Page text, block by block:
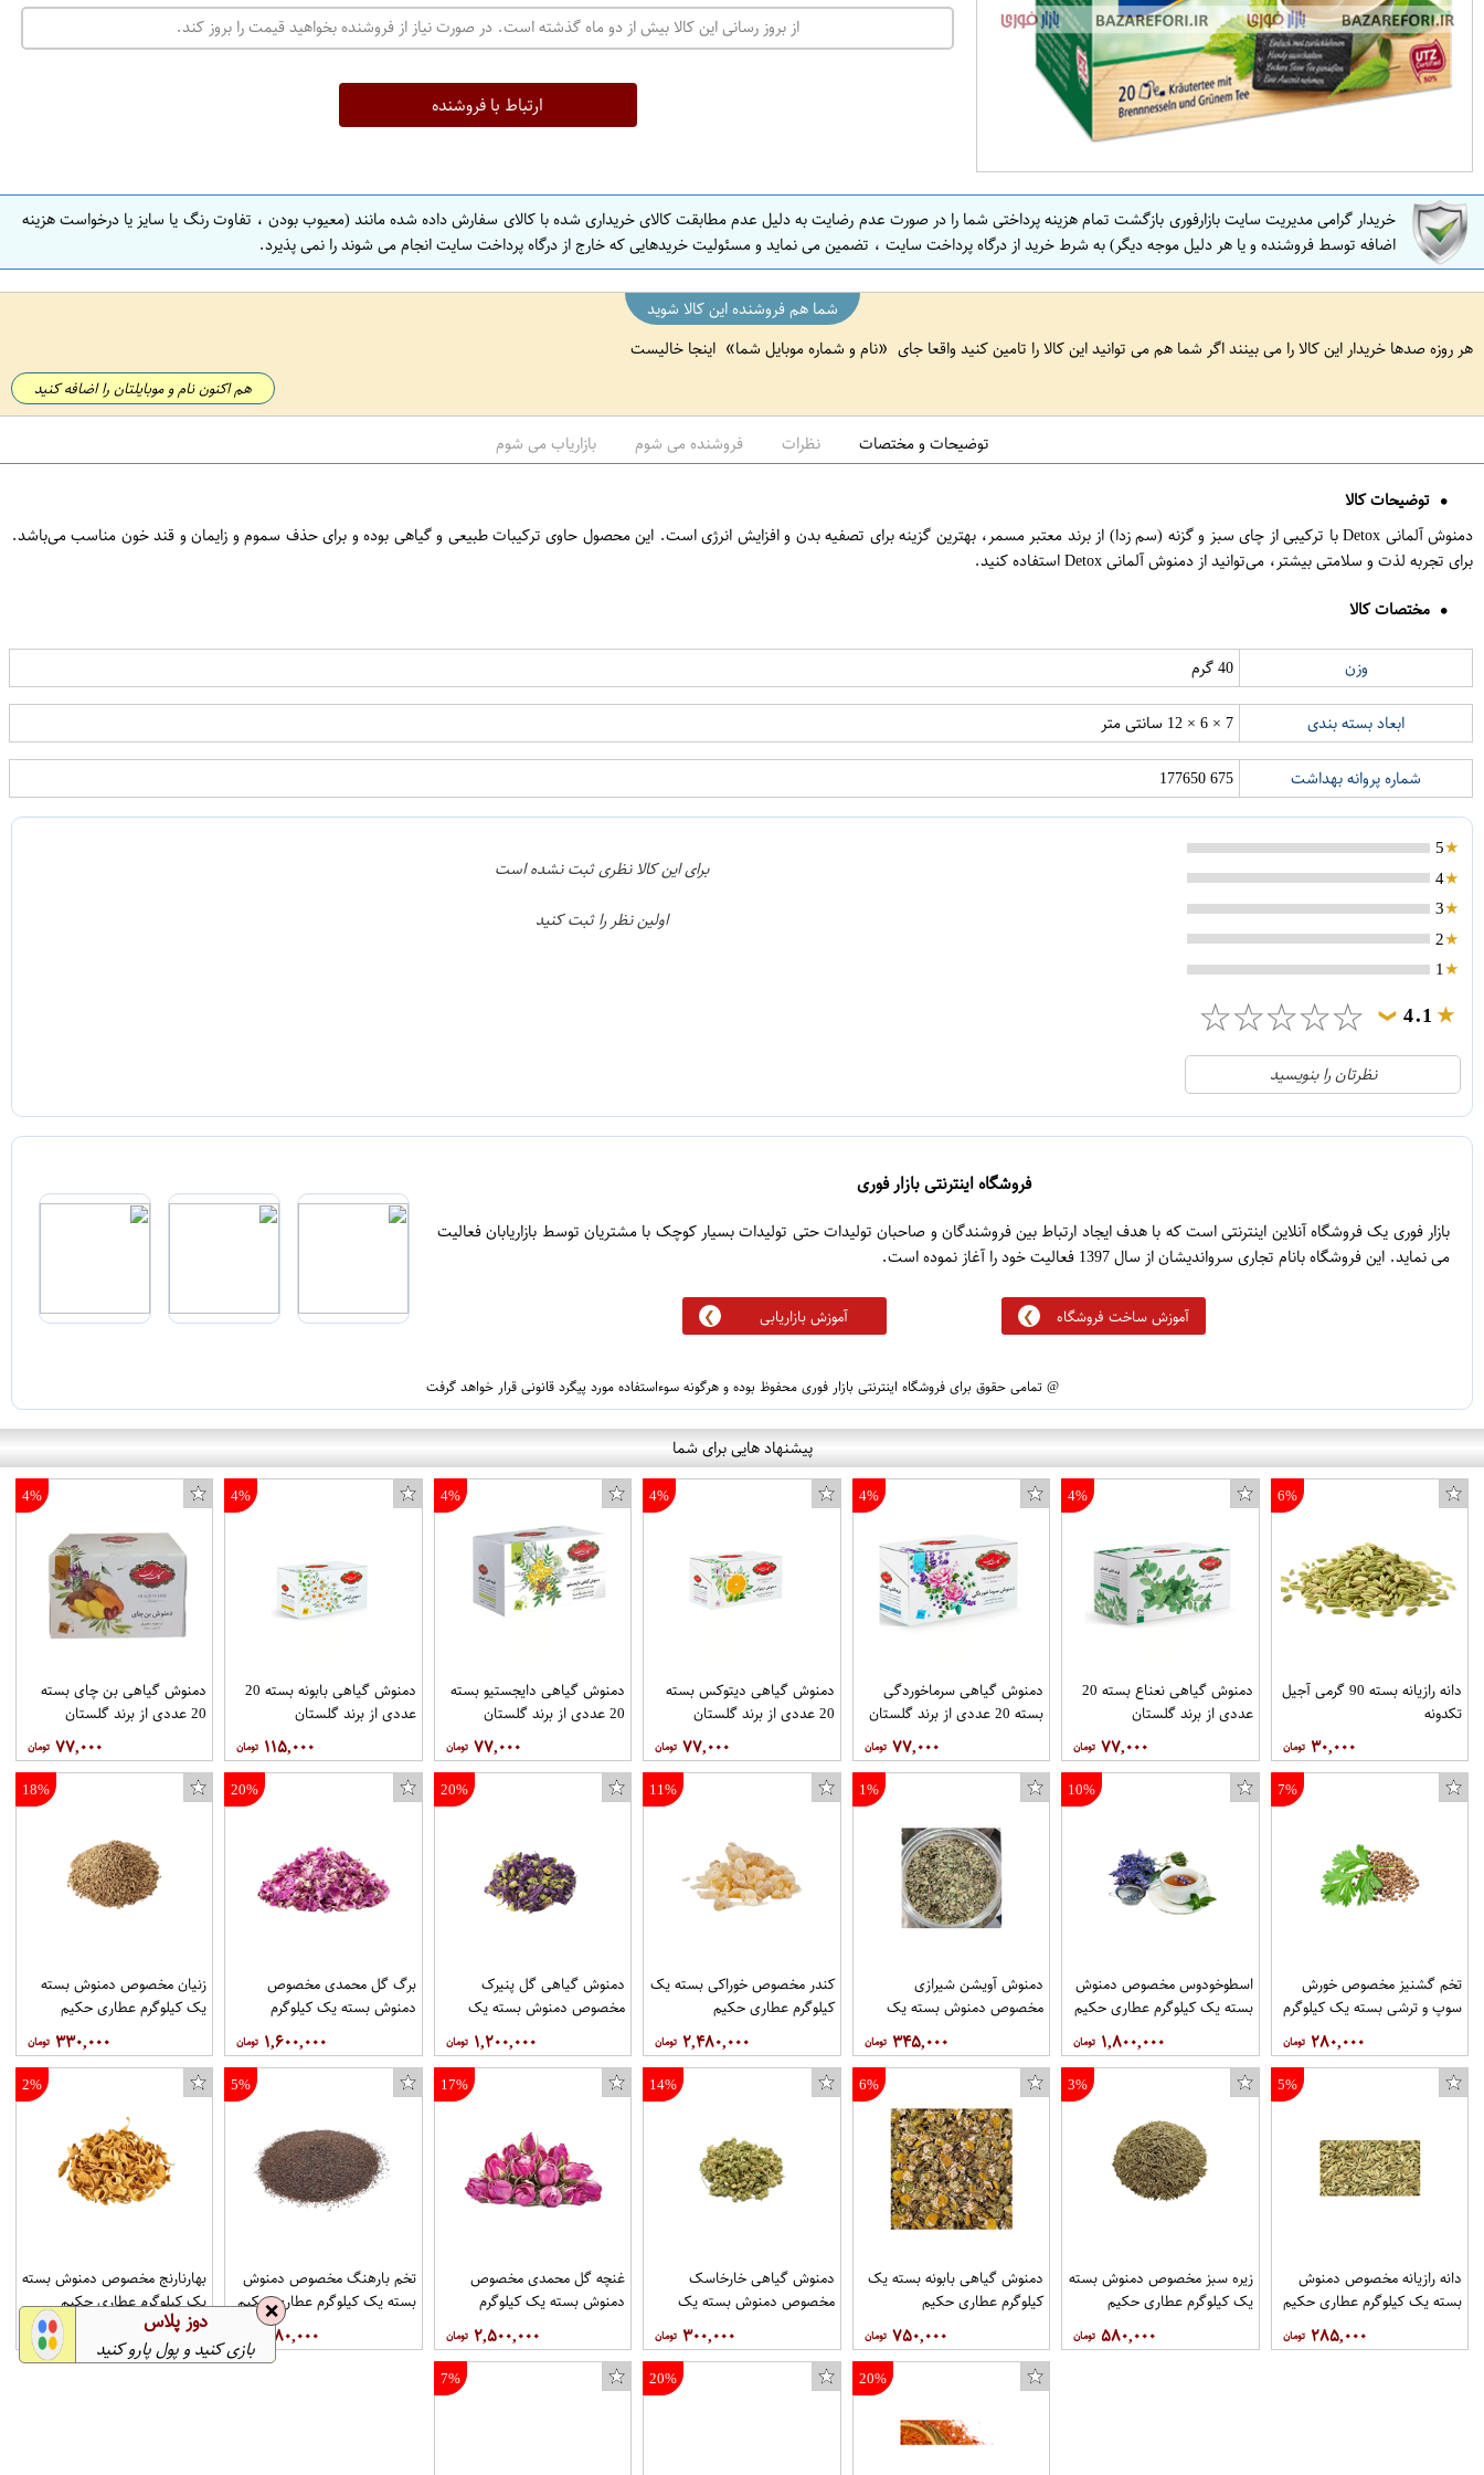
ت
ه
ن
ص
ف
ه
ا
ف
از بروز رسانی این کالا بیش از دو ماه گذشته است. در صورت نیاز از فروشنده بخواهید قیمت را بروز کند.
ارتباط با فروشنده
خریدار گرامی مدیریت سایت بازارفوری بازگشت تمام هزینه پرداختی شما را در صورت عدم رضایت به دلیل عدم مطابقت کالای خریداری شده با کالای سفارش داده شده مانند (معیوب بودن ، تفاوت رنگ یا سایز یا درخواست هزینه
اضافه توسط فروشنده و یا هر دلیل موجه دیگر) به شرط خرید از درگاه پرداخت سایت ، تضمین می نماید و مسئولیت خریدهایی که خارج از درگاه پرداخت سایت انجام می شوند را نمی پذیرد.
شما هم فروشنده این کالا شوید
هر روزه صدها خریدار این کالا را می بینند اگر شما هم می توانید این کالا را تامین کنید واقعا جای
نام و شماره موبایل شما اینجا خالیست
هم اکنون نام و موبایلتان را اضافه کنید
توضیحات و مختصات نظرات فروشنده می شوم بازاریاب می شوم
توضیحات کالا
دمنوش آلمانی Detox با ترکیبی از چای سبز و گزنه (سم زدا) از برند معتبر مسمر، بهترین گزینه برای تصفیه بدن و افزایش انرژی است. این محصول حاوی ترکیبات طبیعی و گیاهی بوده و برای حذف سموم و زایمان و قند خون مناسب می‌باشد.
برای تجربه لذت و سلامتی بیشتر، می‌توانید از دمنوش آلمانی Detox استفاده کنید.
مختصات کالا
وزن 40 گرم
ابعاد بسته بندی 7 × 6 × 12 سانتی متر
شماره پروانه بهداشت 675 177650
5
4
3
2
1
4.1
❯
☆
☆
☆
☆
☆
21
3
1
1
5
نظرتان را بنویسید
برای این کالا نظری ثبت نشده است
اولین نظر را ثبت کنید
فروشگاه اینترنتی بازار فوری
بازار فوری یک فروشگاه آنلاین اینترنتی است که با هدف ایجاد ارتباط بین فروشندگان و صاحبان تولیدات حتی تولیدات بسیار کوچک با مشتریان توسط بازاریابان فعالیت
می نماید. این فروشگاه بانام تجاری سرواندیشان از سال 1397 فعالیت خود را آغاز نموده است.
آموزش ساخت فروشگاه آموزش بازاریابی
@ تمامی حقوق برای فروشگاه اینترنتی بازار فوری محفوظ بوده و هرگونه سوءاستفاده مورد پیگرد قانونی قرار خواهد گرفت
پیشنهاد هایی برای شما
6%
دانه رازیانه بسته 90 گرمی آجیل
تکدونه
۳۰,۰۰۰
4%
دمنوش گیاهی نعناع بسته 20
عددی از برند گلستان
۷۷,۰۰۰
4%
دمنوش گیاهی سرماخوردگی
بسته 20 عددی از برند گلستان
۷۷,۰۰۰
4%
دمنوش گیاهی دیتوکس بسته
20 عددی از برند گلستان
۷۷,۰۰۰
4%
دمنوش گیاهی دایجستیو بسته
20 عددی از برند گلستان
۷۷,۰۰۰
4%
دمنوش گیاهی بابونه بسته 20
عددی از برند گلستان
۱۱۵,۰۰۰
4%
دمنوش گیاهی بن چای بسته
20 عددی از برند گلستان
۷۷,۰۰۰
7%
تخم گشنیز مخصوص خورش
سوپ و ترشی بسته یک کیلوگرم
۲۸۰,۰۰۰
10%
اسطوخودوس مخصوص دمنوش
بسته یک کیلوگرم عطاری حکیم
۱,۸۰۰,۰۰۰
1%
دمنوش آویشن شیرازی
مخصوص دمنوش بسته یک
۳۴۵,۰۰۰
11%
کندر مخصوص خوراکی بسته یک
کیلوگرم عطاری حکیم
۲,۴۸۰,۰۰۰
20%
دمنوش گیاهی گل پنیرک
مخصوص دمنوش بسته یک
۱,۲۰۰,۰۰۰
20%
برگ گل محمدی مخصوص
دمنوش بسته یک کیلوگرم
۱,۶۰۰,۰۰۰
18%
زنیان مخصوص دمنوش بسته
یک کیلوگرم عطاری حکیم
۳۳۰,۰۰۰
5%
دانه رازیانه مخصوص دمنوش
بسته یک کیلوگرم عطاری حکیم
۲۸۵,۰۰۰
3%
زیره سبز مخصوص دمنوش بسته
یک کیلوگرم عطاری حکیم
۵۸۰,۰۰۰
6%
دمنوش گیاهی بابونه بسته یک
کیلوگرم عطاری حکیم
۷۵۰,۰۰۰
14%
دمنوش گیاهی خارخاسک
مخصوص دمنوش بسته یک
۳۰۰,۰۰۰
17%
غنچه گل محمدی مخصوص
دمنوش بسته یک کیلوگرم
۲,۵۰۰,۰۰۰
5%
تخم بارهنگ مخصوص دمنوش
بسته یک کیلوگرم عطاری حکیم
۳۸۰,۰۰۰
2%
بهارنارنج مخصوص دمنوش بسته
یک کیلوگرم عطاری حکیم
۷۸۰,۰۰۰
20%
20%
7%
❌ دوز پلاس
بازی کنید و پول پارو کنید